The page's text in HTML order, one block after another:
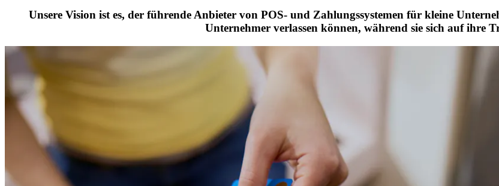
Unsere Vision ist es, der führende Anbieter von POS- und Zahlungssystemen für kleine
Unternehmer verlassen können, während sie sich auf ihre